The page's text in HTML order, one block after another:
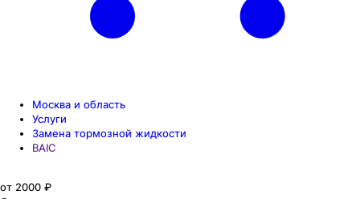
Москва и область
Услуги
Замена тормозной жидкости
BAIC
от 2000 ₽